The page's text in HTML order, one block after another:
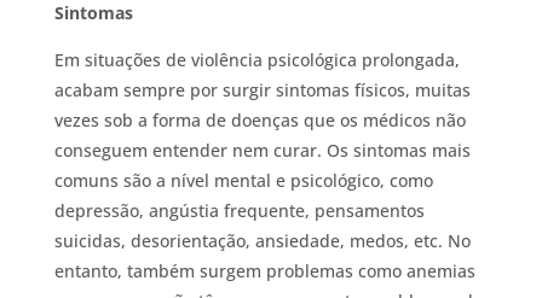
Sintomas
Em situações de violência psicológica prolongada,
acabam sempre por surgir sintomas físicos, muitas
vezes sob a forma de doenças que os médicos não
conseguem entender nem curar. Os sintomas mais
comuns são a nível mental e psicológico, como
depressão, angústia frequente, pensamentos
suicidas, desorientação, ansiedade, medos, etc. No
entanto, também surgem problemas como anemias